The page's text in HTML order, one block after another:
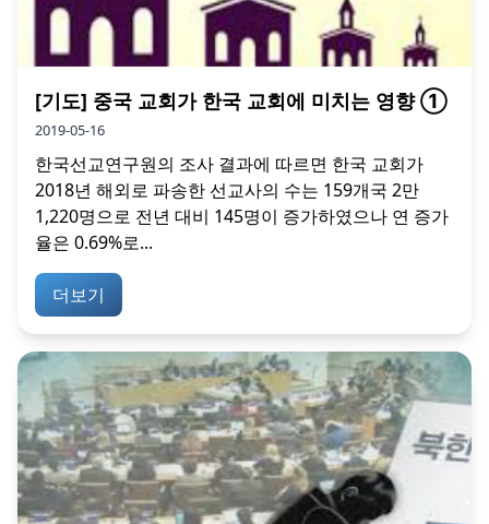
[기도] 중국 교회가 한국 교회에 미치는 영향 ①
2019-05-16
한국선교연구원의 조사 결과에 따르면 한국 교회가
2018년 해외로 파송한 선교사의 수는 159개국 2만
1,220명으로 전년 대비 145명이 증가하였으나 연 증가
율은 0.69%로...
더보기